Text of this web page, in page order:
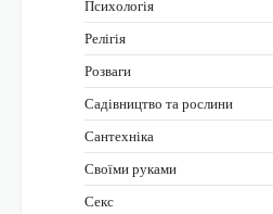
Психологія
Релігія
Розваги
Садівництво та рослини
Сантехніка
Своїми руками
Секс